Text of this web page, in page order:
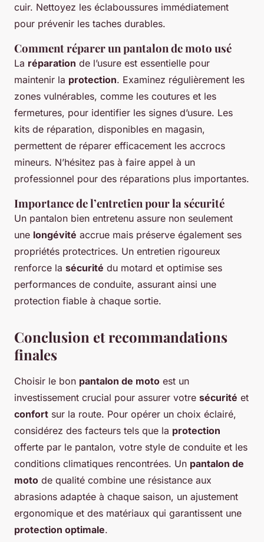
cuir. Nettoyez les éclaboussures immédiatement
pour prévenir les taches durables.
Comment réparer un pantalon de moto usé
La réparation de l’usure est essentielle pour
maintenir la protection. Examinez régulièrement les
zones vulnérables, comme les coutures et les
fermetures, pour identifier les signes d’usure. Les
kits de réparation, disponibles en magasin,
permettent de réparer efficacement les accrocs
mineurs. N’hésitez pas à faire appel à un
professionnel pour des réparations plus importantes.
Importance de l’entretien pour la sécurité
Un pantalon bien entretenu assure non seulement
une longévité accrue mais préserve également ses
propriétés protectrices. Un entretien rigoureux
renforce la sécurité du motard et optimise ses
performances de conduite, assurant ainsi une
protection fiable à chaque sortie.
Conclusion et recommandations
finales
Choisir le bon pantalon de moto est un
investissement crucial pour assurer votre sécurité et
confort sur la route. Pour opérer un choix éclairé,
considérez des facteurs tels que la protection
offerte par le pantalon, votre style de conduite et les
conditions climatiques rencontrées. Un pantalon de
moto de qualité combine une résistance aux
abrasions adaptée à chaque saison, un ajustement
ergonomique et des matériaux qui garantissent une
protection optimale.